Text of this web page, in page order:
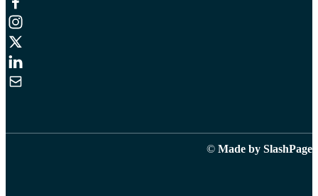
© Made by SlashPage